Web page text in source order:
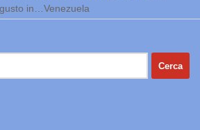
gusto in…Venezuela